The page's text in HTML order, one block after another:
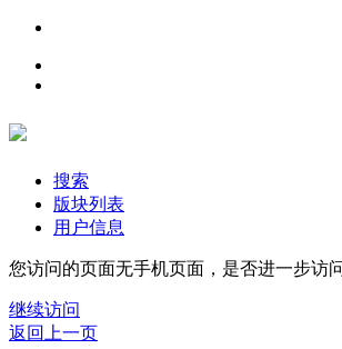
搜索
版块列表
用户信息
您访问的页面无手机页面，是否进一步访
继续访问
返回上一页